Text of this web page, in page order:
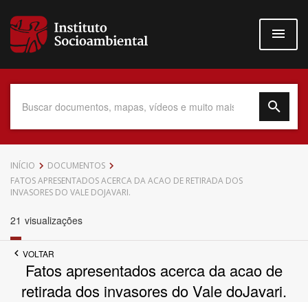
para
conteúdo
Data do Documento
INÍCIO
DOCUMENTOS
FATOS APRESENTADOS ACERCA DA ACAO DE RETIRADA DOS
INVASORES DO VALE DOJAVARI.
21 visualizações
VOLTAR
Fatos apresentados acerca da acao de
retirada dos invasores do Vale doJavari.